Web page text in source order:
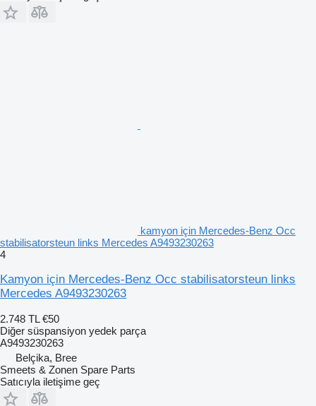
kamyon için Mercedes-Benz Occ
stabilisatorsteun links Mercedes A9493230263
4
Kamyon için Mercedes-Benz Occ stabilisatorsteun links
Mercedes A9493230263
2.748 TL €50
Diğer süspansiyon yedek parça
A9493230263
Belçika, Bree
Smeets & Zonen Spare Parts
Satıcıyla iletişime geç